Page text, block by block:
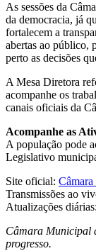
As sessões da
da democracia, já
fortalecem a
abertas ao público,
perto as decisões
A Mesa Diretora
acompanhe os
canais oficiais da
Acompanhe as
A população pode
Legislativo
Site oficial:
Transmissões ao
Atualizações diárias:
Câmara Municipal
progresso.